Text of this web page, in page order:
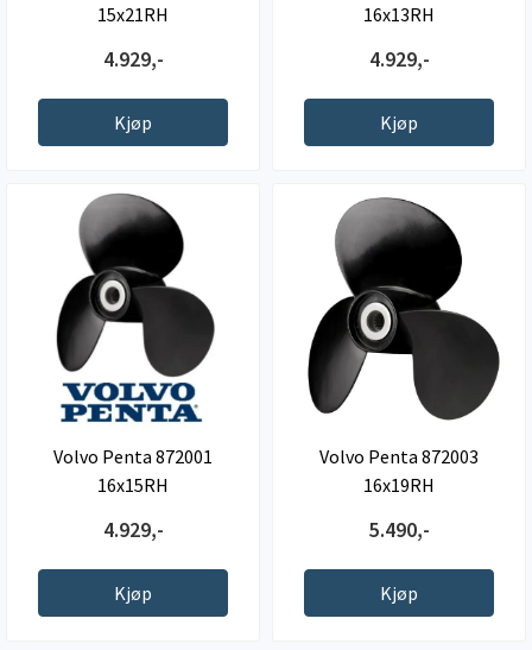
15x21RH
4.929,-
Kjøp
16x13RH
4.929,-
Kjøp
Volvo Penta 872001
16x15RH
4.929,-
Kjøp
Volvo Penta 872003
16x19RH
5.490,-
Kjøp